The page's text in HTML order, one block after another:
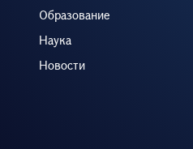
Образование
Наука
Новости